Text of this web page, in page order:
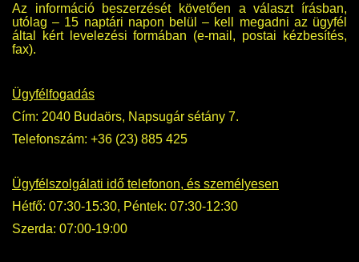
Az információ beszerzését követően a választ írásban,
utólag – 15 naptári napon belül – kell megadni az ügyfél
által kért levelezési formában (e-mail, postai kézbesítés,
fax).
Ügyfélfogadás
Cím: 2040 Budaörs, Napsugár sétány 7.
Telefonszám: +36 (23) 885 425
Ügyfélszolgálati idő telefonon, és személyesen
Hétfő: 07:30-15:30, Péntek: 07:30-12:30
Szerda: 07:00-19:00